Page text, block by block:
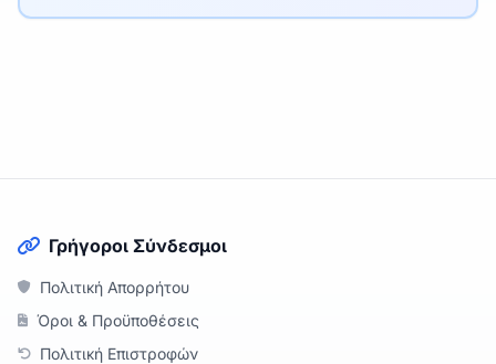
Γρήγοροι Σύνδεσμοι
Πολιτική Απορρήτου
Όροι & Προϋποθέσεις
Πολιτική Επιστροφών